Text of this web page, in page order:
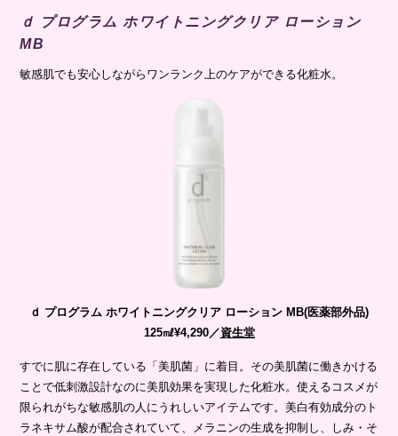
ｄ プログラム ホワイトニングクリア ローション
MB
敏感肌でも安心しながらワンランク上のケアができる化粧水。
ｄ プログラム ホワイトニングクリア ローション MB(医薬部外品)
125㎖¥4,290／資生堂
すでに肌に存在している「美肌菌」に着目。その美肌菌に働きかける
ことで低刺激設計なのに美肌効果を実現した化粧水。使えるコスメが
限られがちな敏感肌の人にうれしいアイテムです。美白有効成分のト
ラネキサム酸が配合されていて、メラニンの生成を抑制し、しみ・そ